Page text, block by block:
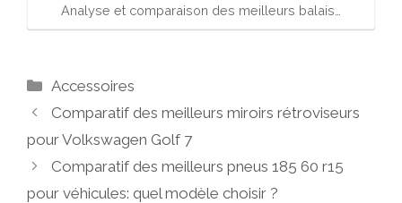
Analyse et comparaison des meilleurs balais…
Catégories
Accessoires
Comparatif des meilleurs miroirs rétroviseurs
pour Volkswagen Golf 7
Comparatif des meilleurs pneus 185 60 r15
pour véhicules: quel modèle choisir ?